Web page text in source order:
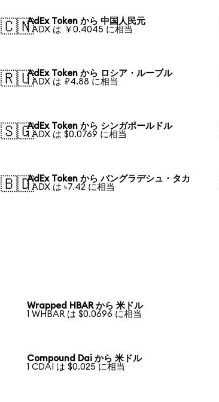
🇨🇳AdEx Token から 中国人民元
1 ADX は ￥0.4045 に相当
🇷🇺AdEx Token から ロシア・ルーブル
1 ADX は ₽4.88 に相当
🇸🇬AdEx Token から シンガポールドル
1 ADX は $0.0769 に相当
🇧🇩AdEx Token から バングラデシュ・タカ
1 ADX は ৳7.42 に相当
Wrapped HBAR から 米ドル
1 WHBAR は $0.0696 に相当
Compound Dai から 米ドル
1 CDAI は $0.025 に相当